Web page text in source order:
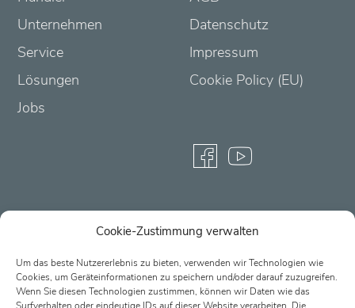
Cookie-Zustimmung verwalten
Um das beste Nutzererlebnis zu bieten, verwenden wir Technologien wie
Cookies, um Geräteinformationen zu speichern und/oder darauf zuzugreifen.
Wenn Sie diesen Technologien zustimmen, können wir Daten wie das
Unternehmen
Service
Lösungen
Jobs
Datenschutz
Impressum
Cookie Policy (EU)
Partner-Login